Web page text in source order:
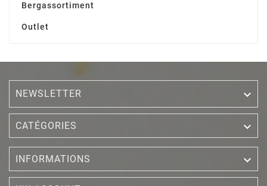
Bergassortiment
Outlet
NEWSLETTER 
CATÉGORIES 
INFORMATIONS 